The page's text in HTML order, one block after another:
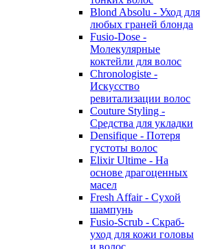
Blond Absolu - Уход для
любых граней блонда
Fusio-Dose -
Молекулярные
коктейли для волос
Chronologiste -
Искусство
ревитализации волос
Couture Styling -
Средства для укладки
Densifique - Потеря
густоты волос
Elixir Ultime - На
основе драгоценных
масел
Fresh Affair - Сухой
шампунь
Fusio-Scrub - Скраб-
уход для кожи головы
и волос